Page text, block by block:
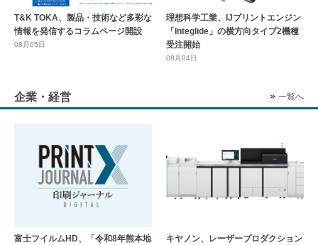
T&K TOKA、製品・技術など多彩な
情報を発信するコラムページ開設
08月05日
理想科学工業、IJプリントエンジン
「Integlide」の横方向タイプ2機種
受注開始
08月04日
企業・経営 一覧へ
富士フイルムHD、「令和8年熊本地 キヤノン、レーザープロダクション